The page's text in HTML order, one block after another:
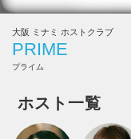
大阪 ミナミ ホストクラブ
PRIME
プライム
ホスト一覧